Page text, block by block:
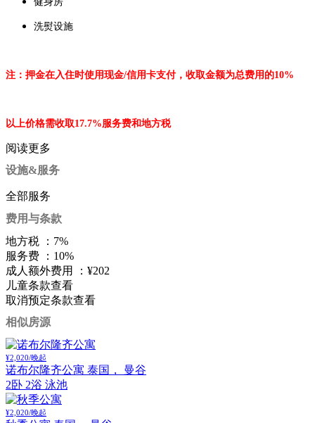
洗熨设施
注：押金在入住时使用现金/信用卡支付，收取金额为总费用的10%
以上价格需收取17.7%服务费和地方税
阅读更多
设施&服务
全部服务
费用与条款
地方税 ： 7%
服务费 ： 10%
成人额外费用 ： ¥202
儿童条款查看
取消预定条款查看
相似房源
¥2,020/晚起
诺布尔隆齐公寓 泰国， 曼谷
2卧 2浴 泳池
¥2,020/晚起